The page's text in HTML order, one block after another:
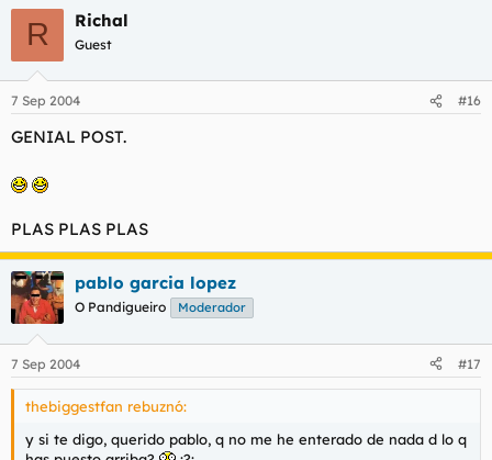
R Richal
Guest
7 Sep 2004 #16
GENIAL POST.
PLAS PLAS PLAS
pablo garcia lopez
O Pandigueiro Moderador
7 Sep 2004 #17
thebiggestfan rebuznó:
y si te digo, querido pablo, q no me he enterado de nada d lo q